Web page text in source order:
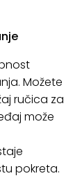
Možete
ručica za
može
pokreta.